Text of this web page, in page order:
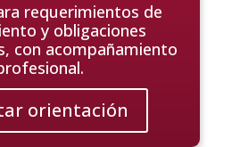
requerimientos de
y obligaciones
con acompañamiento
orientación